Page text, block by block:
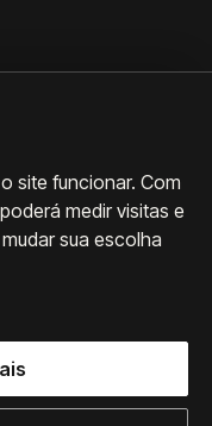
ProArte
obras e
·Política de Privacidade·
site funcionar. Com
medir visitas e
sua escolha